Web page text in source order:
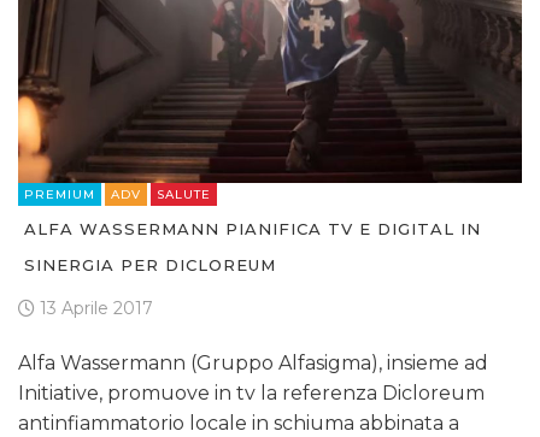
PREMIUM ADV SALUTE
ALFA WASSERMANN PIANIFICA TV E DIGITAL IN
SINERGIA PER DICLOREUM
13 Aprile 2017
Alfa Wassermann (Gruppo Alfasigma), insieme ad
Initiative, promuove in tv la referenza Dicloreum
antinfiammatorio locale in schiuma abbinata a